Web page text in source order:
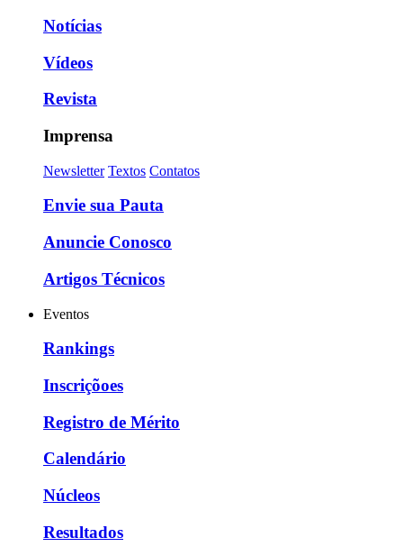
Notícias
Vídeos
Revista
Imprensa
Newsletter Textos Contatos
Envie sua Pauta
Anuncie Conosco
Artigos Técnicos
Eventos
Rankings
Inscriçõoes
Registro de Mérito
Calendário
Núcleos
Resultados